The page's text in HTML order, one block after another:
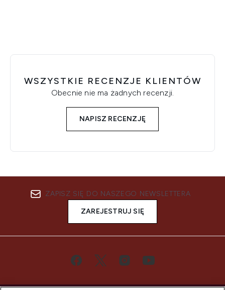
WSZYSTKIE RECENZJE KLIENTÓW
Obecnie nie ma żadnych recenzji.
NAPISZ RECENZJĘ
ZAPISZ SIĘ DO NASZEGO NEWSLETTERA
ZAREJESTRUJ SIĘ